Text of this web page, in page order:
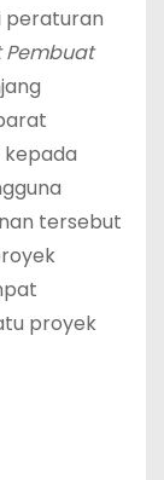
peraturan
Pembuat
tersebut
proyek